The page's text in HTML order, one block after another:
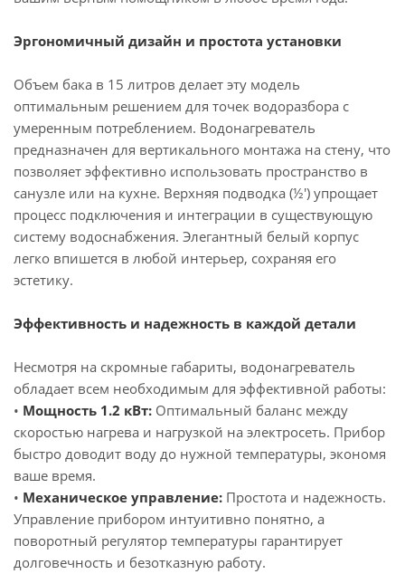
Эргономичный дизайн и простота установки
Объем бака в 15 литров делает эту модель
оптимальным решением для точек водоразбора с
умеренным потреблением. Водонагреватель
предназначен для вертикального монтажа на стену, что
позволяет эффективно использовать пространство в
санузле или на кухне. Верхняя подводка (½') упрощает
процесс подключения и интеграции в существующую
систему водоснабжения. Элегантный белый корпус
легко впишется в любой интерьер, сохраняя его
эстетику.
Эффективность и надежность в каждой детали
Несмотря на скромные габариты, водонагреватель
обладает всем необходимым для эффективной работы:
• Мощность 1.2 кВт: Оптимальный баланс между
скоростью нагрева и нагрузкой на электросеть. Прибор
быстро доводит воду до нужной температуры, экономя
ваше время.
• Механическое управление: Простота и надежность.
Управление прибором интуитивно понятно, а
поворотный регулятор температуры гарантирует
долговечность и безотказную работу.